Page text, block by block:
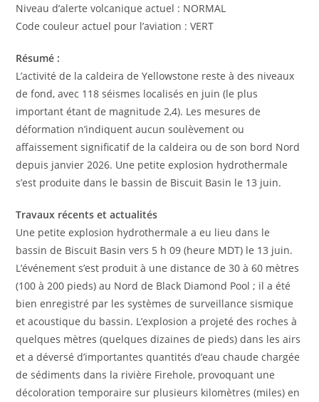
Niveau d’alerte volcanique actuel : NORMAL
Code couleur actuel pour l’aviation : VERT
Résumé :
L’activité de la caldeira de Yellowstone reste à des niveaux
de fond, avec 118 séismes localisés en juin (le plus
important étant de magnitude 2,4). Les mesures de
déformation n’indiquent aucun soulèvement ou
affaissement significatif de la caldeira ou de son bord Nord
depuis janvier 2026. Une petite explosion hydrothermale
s’est produite dans le bassin de Biscuit Basin le 13 juin.
Travaux récents et actualités
Une petite explosion hydrothermale a eu lieu dans le
bassin de Biscuit Basin vers 5 h 09 (heure MDT) le 13 juin.
L’événement s’est produit à une distance de 30 à 60 mètres
(100 à 200 pieds) au Nord de Black Diamond Pool ; il a été
bien enregistré par les systèmes de surveillance sismique
et acoustique du bassin. L’explosion a projeté des roches à
quelques mètres (quelques dizaines de pieds) dans les airs
et a déversé d’importantes quantités d’eau chaude chargée
de sédiments dans la rivière Firehole, provoquant une
décoloration temporaire sur plusieurs kilomètres (miles) en